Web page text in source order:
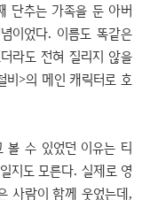
단추는 가족을 둔 아버
이었다. 이름도 똑같은
라도 전혀 질리지 않을
>의 메인 캐릭터로 호
볼 수 있었던 이유는 티
지도 모른다. 실제로 영
사람이 함께 웃었는데,